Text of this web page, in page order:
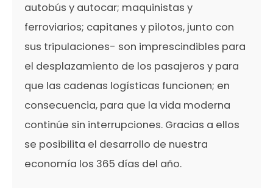
autobús y autocar; maquinistas y
ferroviarios; capitanes y pilotos, junto con
sus tripulaciones- son imprescindibles para
el desplazamiento de los pasajeros y para
que las cadenas logísticas funcionen; en
consecuencia, para que la vida moderna
continúe sin interrupciones. Gracias a ellos
se posibilita el desarrollo de nuestra
economía los 365 días del año.